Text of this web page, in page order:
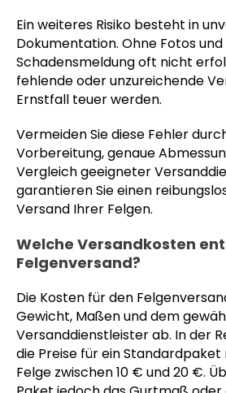
Ein weiteres Risiko besteht in
Dokumentation. Ohne Fotos
Schadensmeldung oft nicht
fehlende oder unzureichende
Ernstfall teuer werden.
Vermeiden Sie diese Fehler
Vorbereitung, genaue
Vergleich geeigneter
garantieren Sie einen
Versand Ihrer Felgen.
Welche Versandkosten
Felgenversand?
Die Kosten für den
Gewicht, Maßen und dem
Versanddienstleister ab. In der
die Preise für ein
Felge zwischen 10 € und 20 €.